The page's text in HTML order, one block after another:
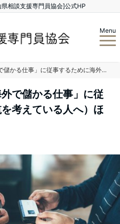
相談支援専門員協会]公式HP
Menu
会員の皆さまへ（「海外で儲かる仕事」に従事するために海外渡航を考えている人へ）ほか
で儲かる仕事」に従
考えている人へ）ほ